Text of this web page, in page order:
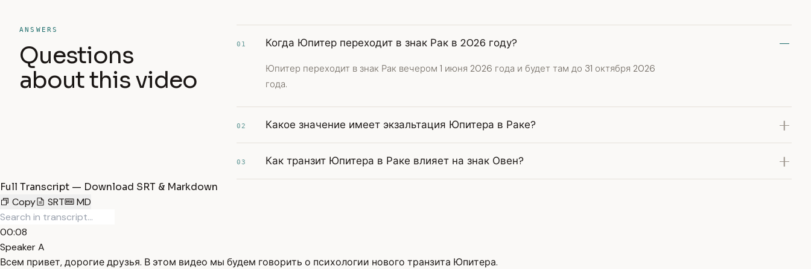
ANSWERS
Questions
about this video
01 Когда Юпитер переходит в знак Рак в 2026 году?
Юпитер переходит в знак Рак вечером 1 июня 2026 года и будет там до 31 октября 2026
года.
02 Какое значение имеет экзальтация Юпитера в Раке?
03 Как транзит Юпитера в Раке влияет на знак Овен?
Full Transcript — Download SRT & Markdown
Copy
SRT MD
00:08
Speaker A
Всем привет, дорогие друзья. В этом видео мы будем говорить о психологии нового транзита Юпитера.